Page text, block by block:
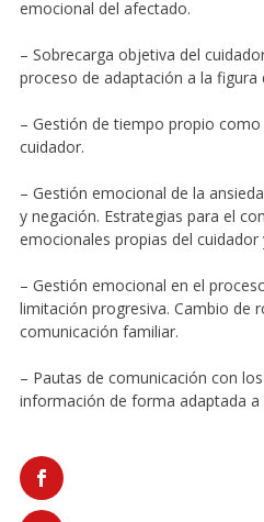
emocional del afectado.
– Sobrecarga objetiva del
proceso de adaptación a la figura
– Gestión de tiempo propio
cuidador.
– Gestión emocional de la
y negación. Estrategias para el
emocionales propias del
– Gestión emocional en el
limitación progresiva. Cambio de
comunicación familiar.
– Pautas de comunicación con
información de forma adaptada a